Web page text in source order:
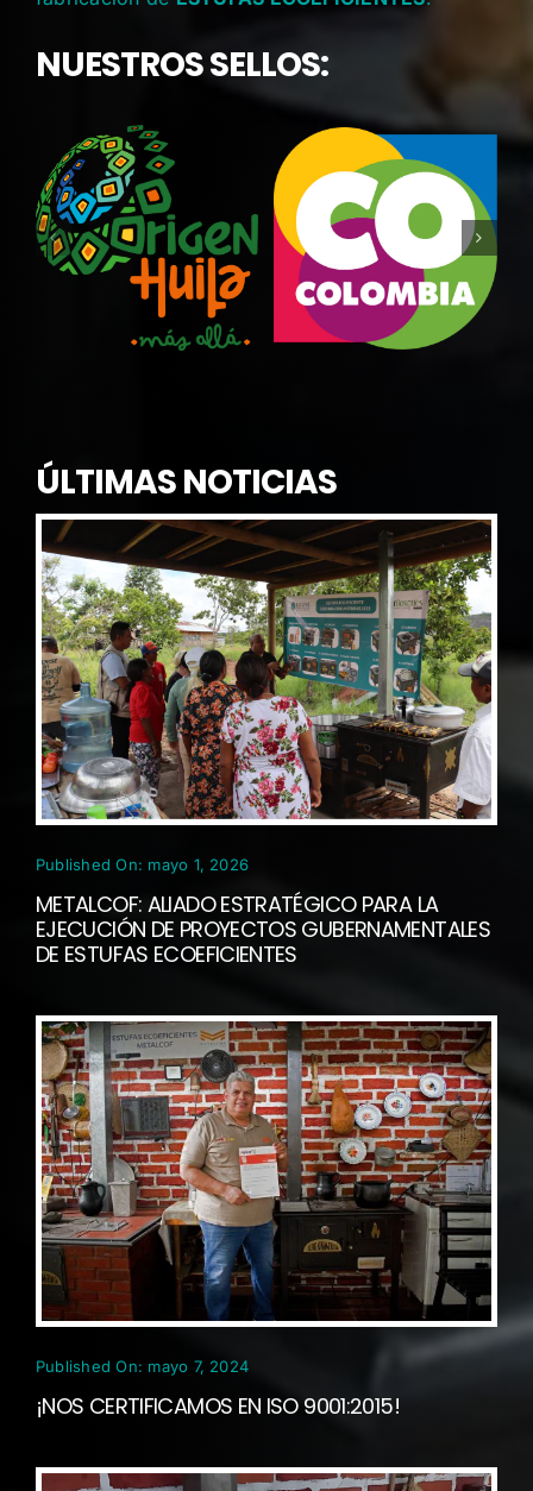
NUESTROS SELLOS:
ÚLTIMAS NOTICIAS
Published On: mayo 1, 2026
METALCOF: ALIADO ESTRATÉGICO PARA LA
EJECUCIÓN DE PROYECTOS GUBERNAMENTALES
DE ESTUFAS ECOEFICIENTES
Published On: mayo 7, 2024
¡NOS CERTIFICAMOS EN ISO 9001:2015!